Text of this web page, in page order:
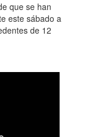
que se han
este sábado a
de 12